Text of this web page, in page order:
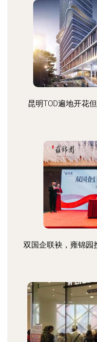
昆明TOD遍地开花
双国企联袂，雍锦园